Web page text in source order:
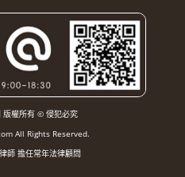
版權所有 © 侵犯必究
All Rights Reserved.
師 擔任常年法律顧問